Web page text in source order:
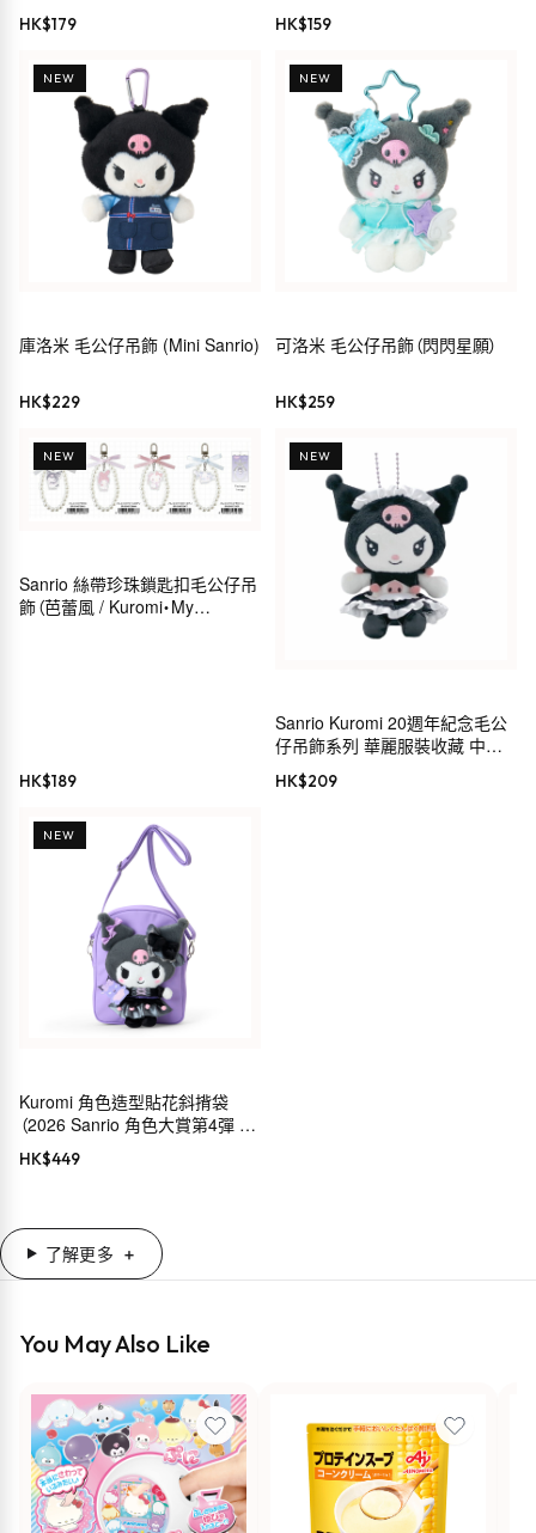
HK$179
Kuromi
HK$159
NEW
庫洛米 毛公仔吊飾 (Mini Sanrio)
HK$229
NEW
可洛米 毛公仔吊飾（閃閃星願）
HK$259
NEW
Sanrio 絲帶珍珠鎖匙扣毛公仔吊
飾（芭蕾風 / Kuromi・My
HK$189
NEW
Sanrio Kuromi 20週年紀念毛公
仔吊飾系列 華麗服裝收藏 中島
公司 毛公仔鏈 MC
HK$209
NEW
Kuromi 角色造型貼花斜揹袋
（2026 Sanrio 角色大賞第4彈 穿
搭系列）
HK$449
了解更多
You May Also Like